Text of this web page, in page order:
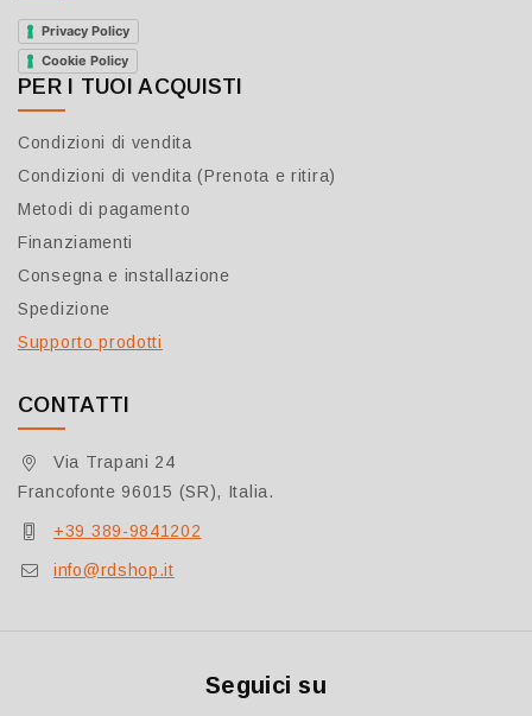
Privacy Policy
Cookie Policy
PER I TUOI ACQUISTI
Condizioni di vendita
Condizioni di vendita (Prenota e ritira)
Metodi di pagamento
Finanziamenti
Consegna e installazione
Spedizione
Supporto prodotti
CONTATTI
Via Trapani 24
Francofonte 96015 (SR), Italia.
+39 389-9841202
info@rdshop.it
Seguici su